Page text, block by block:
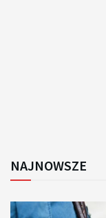
NAJNOWSZE